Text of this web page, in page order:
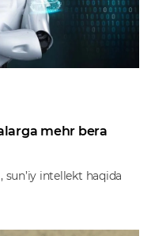
mehr bera
intellekt haqida